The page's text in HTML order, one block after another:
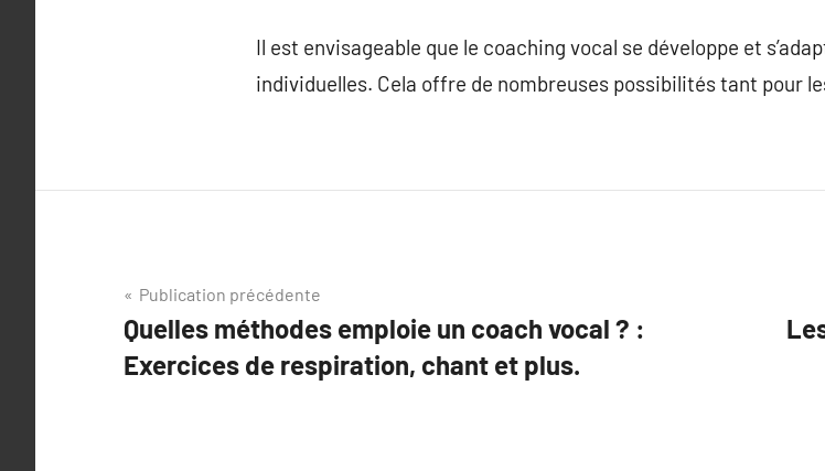
Il est envisageable que le coaching vocal se développe et
individuelles. Cela offre de nombreuses possibilités tant pour
Navigation
de
l’article
Publication précédente
Quelles méthodes emploie un coach vocal ? :
Exercices de respiration, chant et plus.